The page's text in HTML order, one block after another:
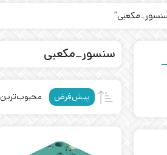
سنسور_مکعبی
پیش‌فرض محبوب‌ترین